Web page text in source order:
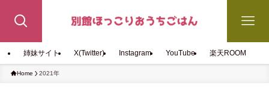
姉妹サイト X(Twitter) Instagram YouTube 楽天ROOM
Home 2021年